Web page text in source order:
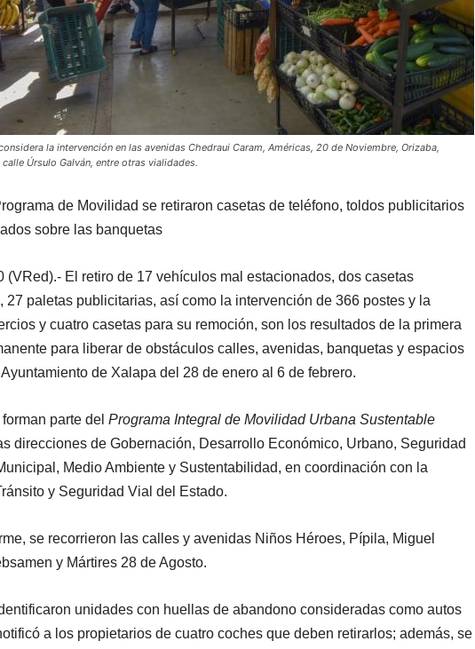
la intervención en las avenidas Chedraui Caram, Américas, 20 de Noviembre, Orizaba,
Úrsulo Galván, entre otras vialidades.
de Movilidad se retiraron casetas de teléfono, toldos publicitarios
sobre las banquetas
(VRed).- El retiro de 17 vehículos mal estacionados, dos casetas
27 paletas publicitarias, así como la intervención de 366 postes y la
y cuatro casetas para su remoción, son los resultados de la primera
para liberar de obstáculos calles, avenidas, banquetas y espacios
de Xalapa del 28 de enero al 6 de febrero.
parte del Programa Integral de Movilidad Urbana Sustentable
direcciones de Gobernación, Desarrollo Económico, Urbano, Seguridad
Medio Ambiente y Sustentabilidad, en coordinación con la
y Seguridad Vial del Estado.
se recorrieron las calles y avenidas Niños Héroes, Pípila, Miguel
y Mártires 28 de Agosto.
unidades con huellas de abandono consideradas como autos
a los propietarios de cuatro coches que deben retirarlos; además, se